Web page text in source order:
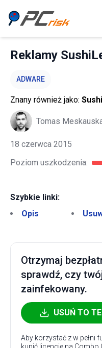
Reklamy
ADWARE
Znany również jako:
Tomas
18 czerwca 2015
Poziom uszkodzenia:
Szybkie linki:
Opis
Otrzymaj
sprawdź, czy
zainfekowany.
USUŃ TO
Aby korzystać z w pełni